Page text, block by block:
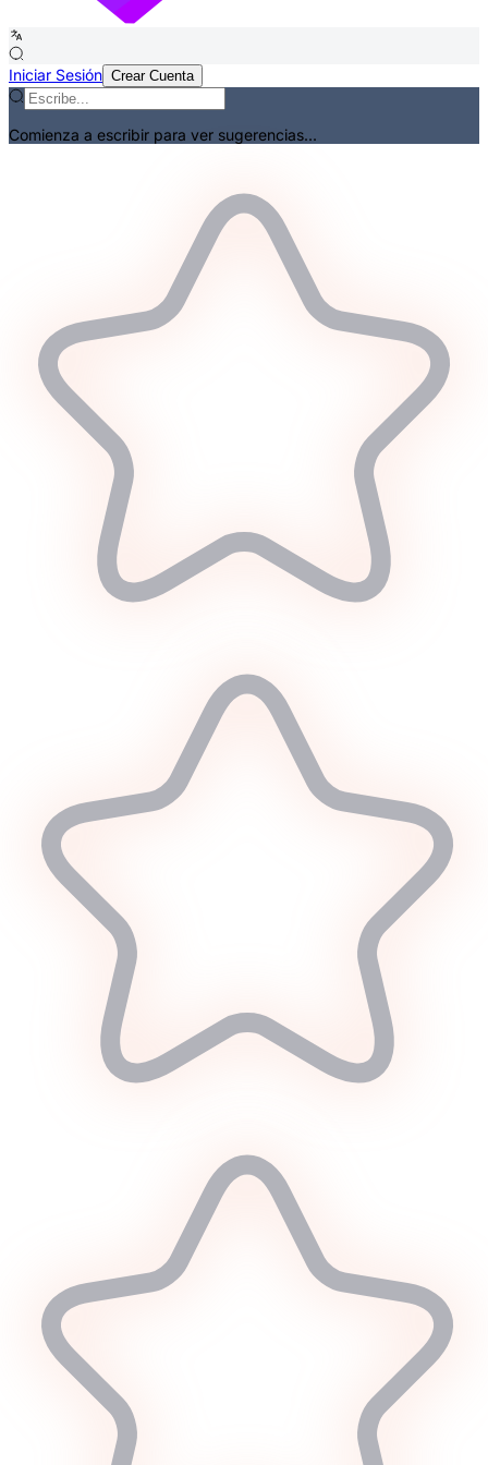
Iniciar Sesión Crear Cuenta
Comienza a escribir para ver sugerencias...